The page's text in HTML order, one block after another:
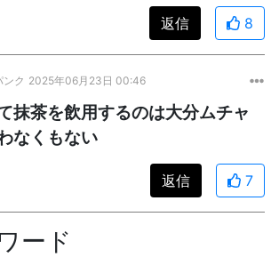
返信 8
ク 2025年06月23日 00:46
抹茶を飲用するのは大分ムチャ
なくもない
返信 7
ード